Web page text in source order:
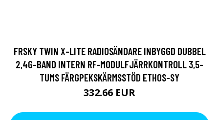
FRSKY TWIN X-LITE RADIOSÄNDARE INBYGGD DUBBEL
2,4G-BAND INTERN RF-MODULFJÄRRKONTROLL 3,5-
TUMS FÄRGPEKSKÄRMSSTÖD ETHOS-SY
332.66 EUR